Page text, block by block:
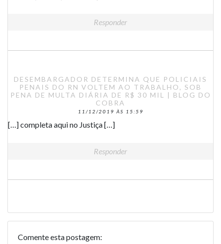
Responder
DESEMBARGADOR DETERMINA QUE POLICIAIS
PENAIS DO RN VOLTEM AO TRABALHO, SOB
PENA DE MULTA DIÁRIA DE R$ 30 MIL | BLOG DO
COBRA
11/12/2019 ÀS 15:59
[…] completa aqui no Justiça […]
Responder
Comente esta postagem: